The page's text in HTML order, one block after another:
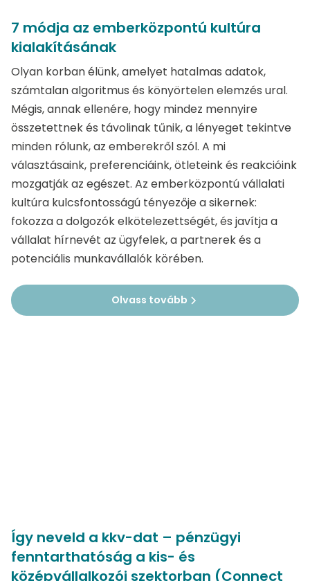
7 módja az emberközpontú kultúra
kialakításának
Olyan korban élünk, amelyet hatalmas adatok,
számtalan algoritmus és könyörtelen elemzés ural.
Mégis, annak ellenére, hogy mindez mennyire
összetettnek és távolinak tűnik, a lényeget tekintve
minden rólunk, az emberekről szól. A mi
választásaink, preferenciáink, ötleteink és reakcióink
mozgatják az egészet. Az emberközpontú vállalati
kultúra kulcsfontosságú tényezője a sikernek:
fokozza a dolgozók elkötelezettségét, és javítja a
vállalat hírnevét az ügyfelek, a partnerek és a
potenciális munkavállalók körében.
Olvass tovább
Így neveld a kkv-dat – pénzügyi
fenntarthatóság a kis- és
középvállalkozói szektorban (Connect